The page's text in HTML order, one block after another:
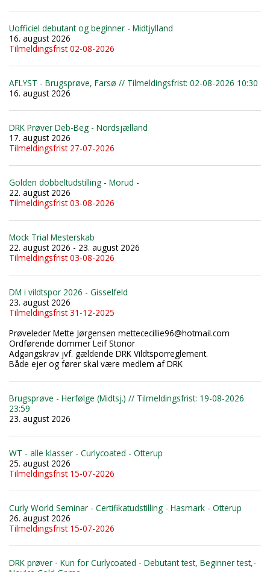
Uofficiel debutant og beginner - Midtjylland
16. august 2026
Tilmeldingsfrist 02-08-2026
AFLYST - Brugsprøve, Farsø // Tilmeldingsfrist: 02-08-2026 10:30
16. august 2026
DRK Prøver Deb-Beg - Nordsjælland
17. august 2026
Tilmeldingsfrist 27-07-2026
Golden dobbeltudstilling - Morud -
22. august 2026
Tilmeldingsfrist 03-08-2026
Mock Trial Mesterskab
22. august 2026 - 23. august 2026
Tilmeldingsfrist 03-08-2026
DM i vildtspor 2026 - Gisselfeld
23. august 2026
Tilmeldingsfrist 31-12-2025
Prøveleder Mette Jørgensen mettececillie96@hotmail.com
Ordførende dommer Leif Stonor
Adgangskrav jvf. gældende DRK Vildtsporreglement.
Både ejer og fører skal være medlem af DRK
Brugsprøve - Herfølge (Midtsj.) // Tilmeldingsfrist: 19-08-2026
23:59
23. august 2026
WT - alle klasser - Curlycoated - Otterup
25. august 2026
Tilmeldingsfrist 15-07-2026
Curly World Seminar - Certifikatudstilling - Hasmark - Otterup
26. august 2026
Tilmeldingsfrist 15-07-2026
DRK prøver - Kun for Curlycoated - Debutant test, Beginner test,-